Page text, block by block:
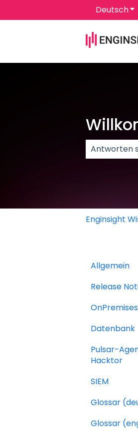
Deutsch
Es gibt
Enginsight
Allgemein
Release
OnPremises
Datenbank
Pulsar-
Hacktor
SIEM
Glossar
Glossar